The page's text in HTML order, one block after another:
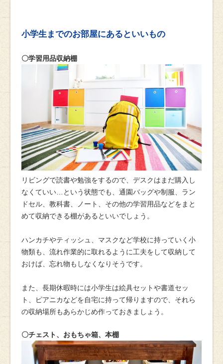
小学生までのお部屋にあるといいもの
〇学習用品収納棚
リビングで読書や勉強をするので、デスクはまだ購入し
なくていい…という状態でも、通園バッグや制服、ラン
ドセル、教科書、ノート、その他の学習用品などをまと
めて収納できる棚があるといいでしょう。
ハンカチやティッシュ、マスクなど学校に持っていく小
物類も、流れ作業的に取れるように工夫をして収納して
おけば、忘れ物もしなくなりそうです。
また、長期休暇時には小学生は絵具セットや書道セッ
ト、ピアニカなどを自宅に持って帰りますので、それら
の収納場所もあらかじめ作っておきましょう。
〇チェスト、おもちゃ箱、本棚